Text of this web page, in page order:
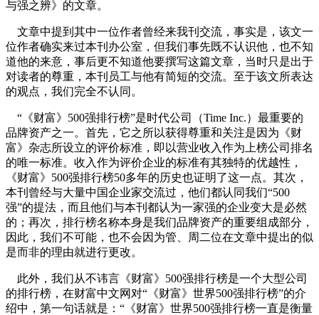
与强之辨》的文章。
文章中提到其中一位作者曾经来我刊交流，事实是，该文一
位作者确实来过本刊办公室，但我们事先既不认识他，也不知
道他的来意，事后更不知道他要撰写这篇文章，当时只是出于
对读者的尊重，本刊员工与他有简短的交流。至于该文所表达
的观点，我们完全不认同。
“《财富》500强排行榜”是时代公司（Time Inc.）最重要的
品牌资产之一。首先，它之所以获得尊重和关注是因为《财
富》杂志所设立的评价标准，即以营业收入作为上榜公司排名
的唯一标准。收入作为评价企业的标准有其独特的优越性，
《财富》500强排行榜50多年的历史也证明了这一点。其次，
本刊曾经与大量中国企业家交流过，他们都认同我们“500
强”的提法，而且他们与本刊都认为一家强的企业变大是必然
的；再次，排行榜名称本身是我们品牌资产的重要组成部分，
因此，我们不可能，也不会因为管、周二位在文章中提出的似
是而非的理由就进行更改。
此外，我们从不讳言《财富》500强排行榜是一个大型公司
的排行榜，在财富中文网对“《财富》世界500强排行榜”的介
绍中，第一句话就是：“《财富》世界500强排行榜一直是衡量